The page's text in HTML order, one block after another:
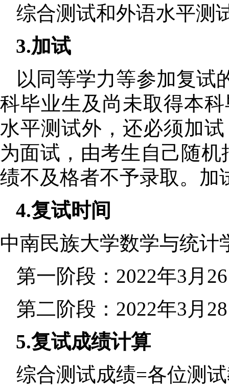
综合测试和外语水平测
3.加试
以同等学力等参加复试
科毕业生及尚未取得本
水平测试外，还必须加
为面试， 由考生自己随
绩不及格者不予录取。加
4.复试时间
中南民族大学数学与统计
第一阶段： 2022年3 月 26
第二阶段： 2022年3 月 28
5.复试成绩计算
综合测试成绩=各位测